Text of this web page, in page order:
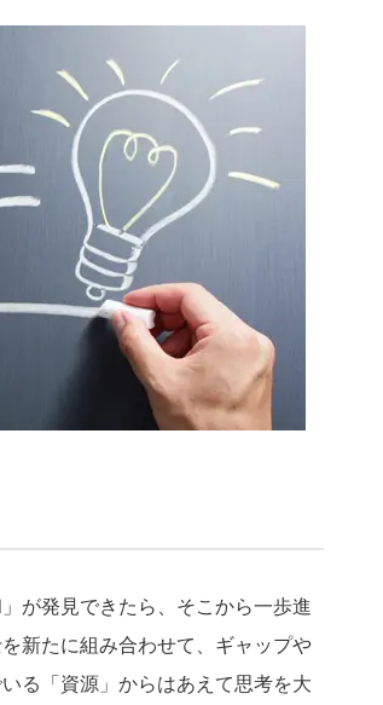
が発見できたら、そこから一歩進
新たに組み合わせて、ギャップや
る「資源」からはあえて思考を大